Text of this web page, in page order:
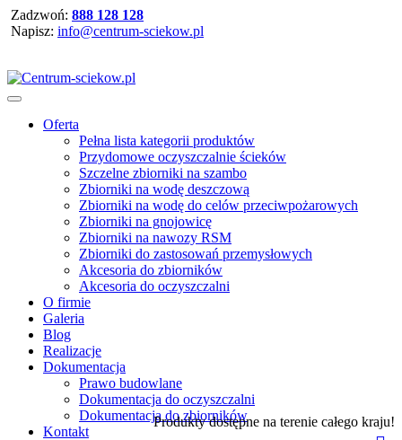
Zadzwoń: 888 128 128
Napisz: info@centrum-sciekow.pl
Oferta
Pełna lista kategorii produktów
Przydomowe oczyszczalnie ścieków
Szczelne zbiorniki na szambo
Zbiorniki na wodę deszczową
Zbiorniki na wodę do celów przeciwpożarowych
Zbiorniki na gnojowicę
Zbiorniki na nawozy RSM
Zbiorniki do zastosowań przemysłowych
Akcesoria do zbiorników
Akcesoria do oczyszczalni
O firmie
Galeria
Blog
Realizacje
Dokumentacja
Prawo budowlane
Dokumentacja do oczyszczalni
Dokumentacja do zbiorników
Kontakt
Produkty dostępne na terenie całego kraju!